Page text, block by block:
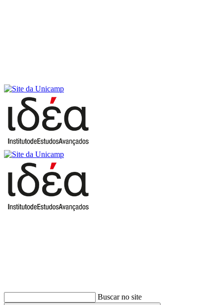
Buscar no site